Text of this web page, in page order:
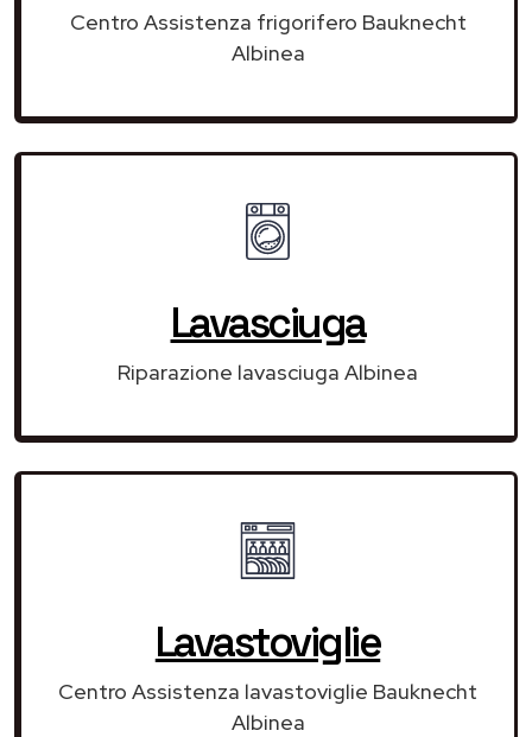
Centro Assistenza frigorifero Bauknecht
Albinea
Lavasciuga
Riparazione lavasciuga Albinea
Lavastoviglie
Centro Assistenza lavastoviglie Bauknecht
Albinea